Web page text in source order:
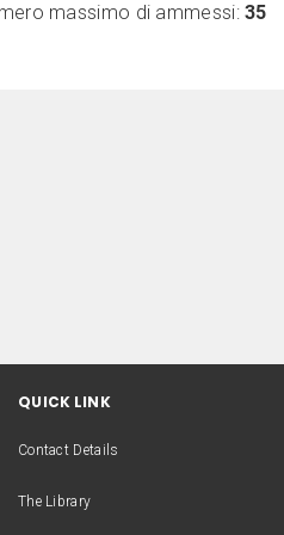
massimo di ammessi:35
QUICK LINK
Contact Details
The Library